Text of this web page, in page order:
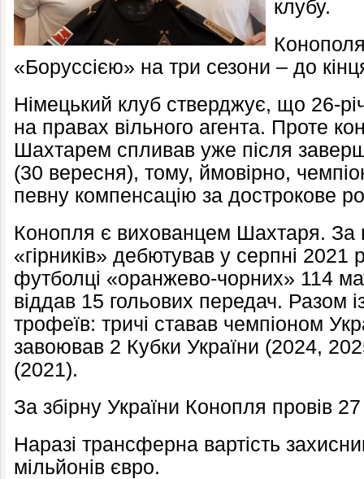
клубу.
«Боруссією» на три сезони – до
Німецький клуб стверджує, що 26-
на правах вільного агента. Проте
Шахтарем спливав уже після
(30 вересня), тому, ймовірно,
певну компенсацію за дострокове
Конопля є вихованцем Шахтаря. За
«гірників» дебютував у серпні 2021
футболці «оранжево-чорних» 114
віддав 15 гольових передач. Разом
трофеїв: тричі ставав чемпіоном
завоював 2 Кубки України (2024,
(2021).
За збірну України Конопля провів
Наразі трансферна вартість
мільйонів євро.